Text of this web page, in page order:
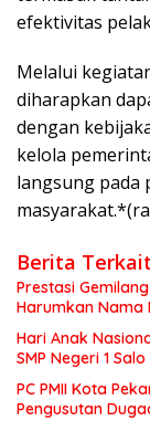
efektivitas
Melalui
diharapkan
dengan
kelola
langsung pada
Berita Terkait
Prestasi
Harumkan Nama
Hari Anak
SMP Negeri 1
PC PMII Kota
Pengusutan